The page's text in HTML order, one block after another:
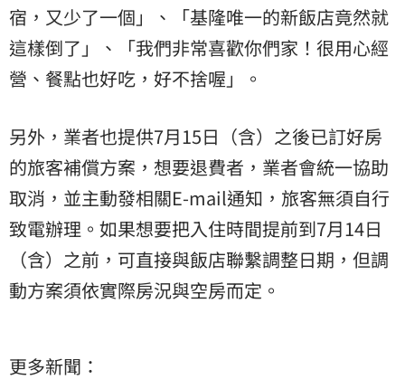
宿，又少了一個」、「基隆唯一的新飯店竟然就
這樣倒了」、「我們非常喜歡你們家！很用心經
營、餐點也好吃，好不捨喔」。
另外，業者也提供7月15日（含）之後已訂好房
的旅客補償方案，想要退費者，業者會統一協助
取消，並主動發相關E-mail通知，旅客無須自行
致電辦理。如果想要把入住時間提前到7月14日
（含）之前，可直接與飯店聯繫調整日期，但調
動方案須依實際房況與空房而定。
更多新聞：